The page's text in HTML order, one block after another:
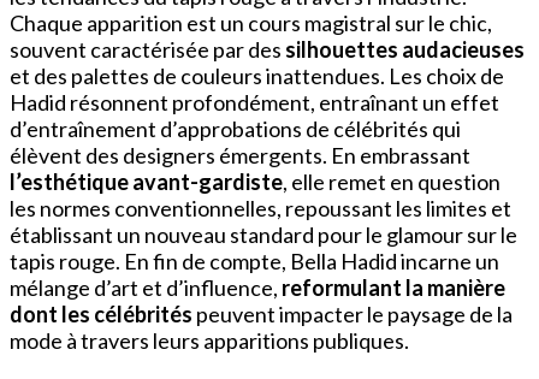
Chaque apparition est un cours magistral sur le chic,
souvent caractérisée par des silhouettes audacieuses
et des palettes de couleurs inattendues. Les choix de
Hadid résonnent profondément, entraînant un effet
d’entraînement d’approbations de célébrités qui
élèvent des designers émergents. En embrassant
l’esthétique avant-gardiste, elle remet en question
les normes conventionnelles, repoussant les limites et
établissant un nouveau standard pour le glamour sur le
tapis rouge. En fin de compte, Bella Hadid incarne un
mélange d’art et d’influence, reformulant la manière
dont les célébrités peuvent impacter le paysage de la
mode à travers leurs apparitions publiques.